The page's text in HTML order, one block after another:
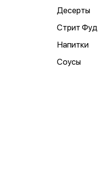
Десерты
Стрит Фуд
Напитки
Соусы